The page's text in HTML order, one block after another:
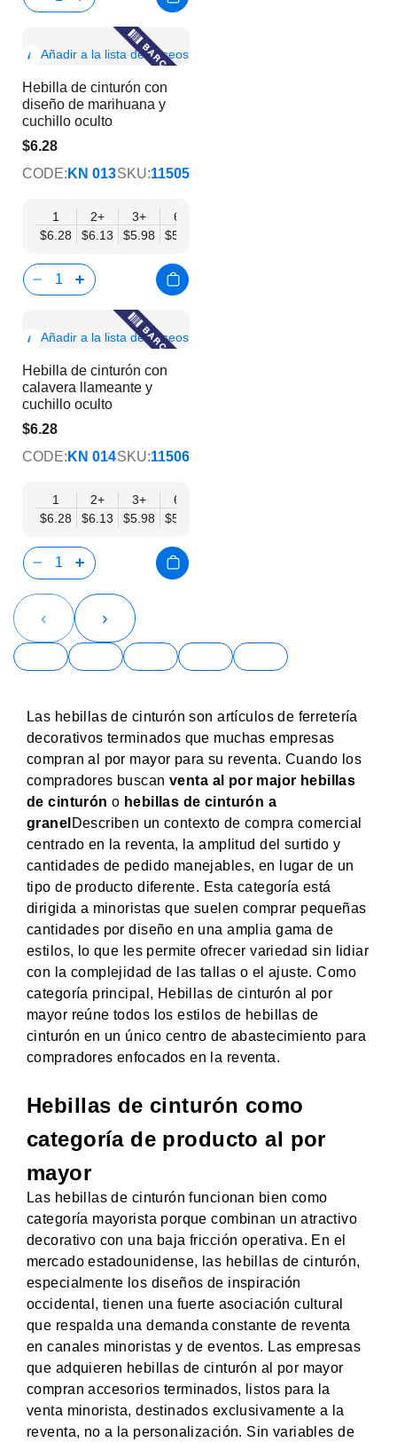
Show
Info
Añadir a la lista de deseos
Hebilla de cinturón con
diseño de marihuana y
cuchillo oculto
$6.28
$5.08
CODE: KN 013SKU:11505
1
$6.28
2+
$6.13
3+
$5.98
6+
$5.83
Show
Info
Añadir a la lista de deseos
Hebilla de cinturón con
calavera llameante y
cuchillo oculto
$6.28
$5.08
CODE: KN 014SKU:11506
1
$6.28
2+
$6.13
3+
$5.98
6+
$5.83
‹ ›
Las hebillas de cinturón son artículos de ferretería
decorativos terminados que muchas empresas
compran al por mayor para su reventa. Cuando los
compradores buscan venta al por major hebillas
de cinturón o hebillas de cinturón a
granel Describen un contexto de compra comercial
centrado en la reventa, la amplitud del surtido y
cantidades de pedido manejables, en lugar de un
tipo de producto diferente. Esta categoría está
dirigida a minoristas que suelen comprar pequeñas
cantidades por diseño en una amplia gama de
estilos, lo que les permite ofrecer variedad sin lidiar
con la complejidad de las tallas o el ajuste. Como
categoría principal, Hebillas de cinturón al por
mayor reúne todos los estilos de hebillas de
cinturón en un único centro de abastecimiento para
compradores enfocados en la reventa.
Hebillas de cinturón como
categoría de producto al por
mayor
Las hebillas de cinturón funcionan bien como
categoría mayorista porque combinan un atractivo
decorativo con una baja fricción operativa. En el
mercado estadounidense, las hebillas de cinturón,
especialmente los diseños de inspiración
occidental, tienen una fuerte asociación cultural
que respalda una demanda constante de reventa
en canales minoristas y de eventos. Las empresas
que adquieren hebillas de cinturón al por mayor
compran accesorios terminados, listos para la
venta minorista, destinados exclusivamente a la
reventa, no a la personalización. Sin variables de